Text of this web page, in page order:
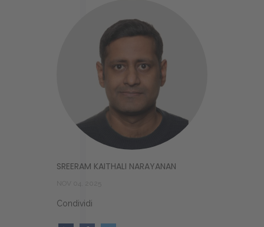
SREERAM KAITHALI NARAYANAN
Condividi